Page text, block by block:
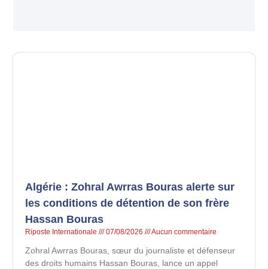
Algérie : Zohral Awrras Bouras alerte sur
les conditions de détention de son frère
Hassan Bouras
Riposte Internationale 07/08/2026 Aucun commentaire
Zohral Awrras Bouras, sœur du journaliste et défenseur
des droits humains Hassan Bouras, lance un appel